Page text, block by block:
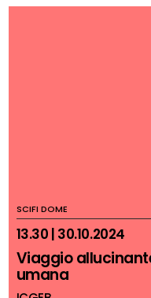
SCIFI DOME
13.30 | 30.10.2024
Viaggio
umana